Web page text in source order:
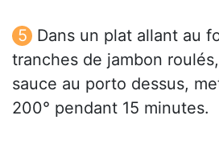
Dans un plat allant au
tranches de jambon
sauce au porto dessus,
200° pendant 15 minutes.